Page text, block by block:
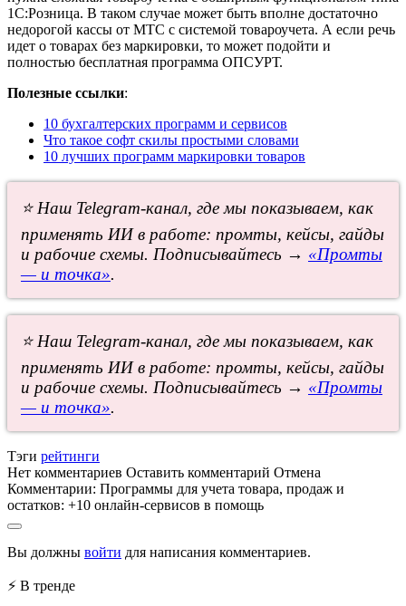
1С:Розница. В таком случае может быть вполне достаточно
недорогой кассы от МТС с системой товароучета. А если речь
идет о товарах без маркировки, то может подойти и
полностью бесплатная программа ОПСУРТ.
Полезные ссылки:
10 бухгалтерских программ и сервисов
Что такое софт скилы простыми словами
10 лучших программ маркировки товаров
⭐ Наш Telegram-канал, где мы показываем, как
применять ИИ в работе: промты, кейсы, гайды
и рабочие схемы. Подписывайтесь → «Промты
— и точка».
⭐ Наш Telegram-канал, где мы показываем, как
применять ИИ в работе: промты, кейсы, гайды
и рабочие схемы. Подписывайтесь → «Промты
— и точка».
Тэги рейтинги
Нет комментариев Оставить комментарий Отмена
Комментарии: Программы для учета товара, продаж и
остатков: +10 онлайн-сервисов в помощь
Вы должны войти для написания комментариев.
⚡ В тренде